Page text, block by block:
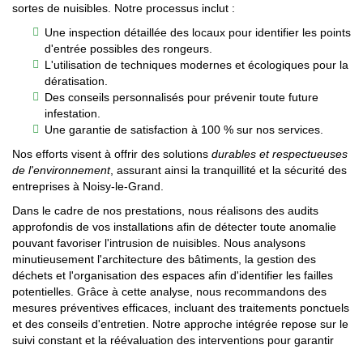
sortes de nuisibles. Notre processus inclut :
Une inspection détaillée des locaux pour identifier les points
d'entrée possibles des rongeurs.
L'utilisation de techniques modernes et écologiques pour la
dératisation.
Des conseils personnalisés pour prévenir toute future
infestation.
Une garantie de satisfaction à 100 % sur nos services.
Nos efforts visent à offrir des solutions durables et respectueuses
de l'environnement, assurant ainsi la tranquillité et la sécurité des
entreprises à Noisy-le-Grand.
Dans le cadre de nos prestations, nous réalisons des audits
approfondis de vos installations afin de détecter toute anomalie
pouvant favoriser l'intrusion de nuisibles. Nous analysons
minutieusement l'architecture des bâtiments, la gestion des
déchets et l'organisation des espaces afin d'identifier les failles
potentielles. Grâce à cette analyse, nous recommandons des
mesures préventives efficaces, incluant des traitements ponctuels
et des conseils d'entretien. Notre approche intégrée repose sur le
suivi constant et la réévaluation des interventions pour garantir